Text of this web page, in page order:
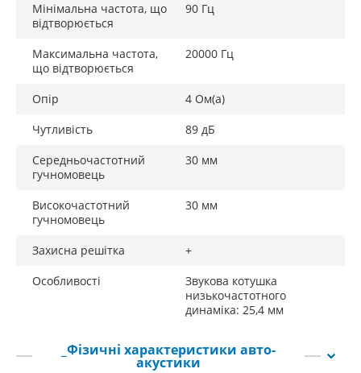
Мінімальна частота, що
відтворюється
90 Гц
Максимальна частота,
що відтворюється
20000 Гц
Опір
4 Ом(a)
Чутливість
89 дБ
Середньочастотний
гучномовець
30 мм
Високочастотний
гучномовець
30 мм
Захисна решітка
+
Особливості
Звукова котушка
низькочастотного
динаміка: 25,4 мм
_Фізичні характеристики авто-
акустики